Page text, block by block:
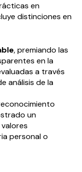
en
distinciones en
, premiando las
en la
a través
análisis de la
un
personal o